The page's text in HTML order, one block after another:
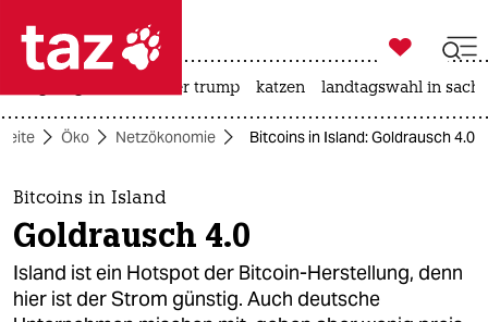
 taz zahl ich
taz zahl ich
themen
politik
öko

taz zahl ich
usa unter trump katzen landtagswahl in
Öko Netzökonomie Bitcoins in Island: Goldrausch 4.0
Bitcoins in Island
Goldrausch 4.0
Island ist ein Hotspot der Bitcoin-Herstellung, denn
hier ist der Strom günstig. Auch deutsche